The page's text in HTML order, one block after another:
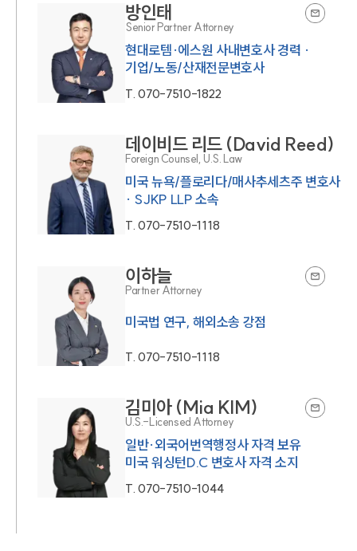
방인태
Senior Partner Attorney
현대로템·에스원 사내변호사 경력 ·
기업/노동/산재전문변호사
T.070-7510-1822
데이비드 리드 (David Reed)
Foreign Counsel, U.S. Law
미국 뉴욕/플로리다/매사추세츠주 변호사
· SJKP LLP 소속
T.070-7510-1118
이하늘
Partner Attorney
미국법 연구, 해외소송 강점
T.070-7510-1118
김미아 (Mia KIM)
U.S.-Licensed Attorney
일반·외국어번역행정사 자격 보유
미국 워싱턴D.C 변호사 자격 소지
T.070-7510-1044